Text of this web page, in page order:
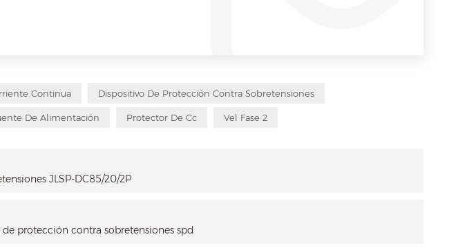
Continua Dispositivo De Protección Contra Sobretensiones
De Alimentación Protector De Cc Vel Fase 2
JLSP-DC85/20/2P
protección contra sobretensiones spd